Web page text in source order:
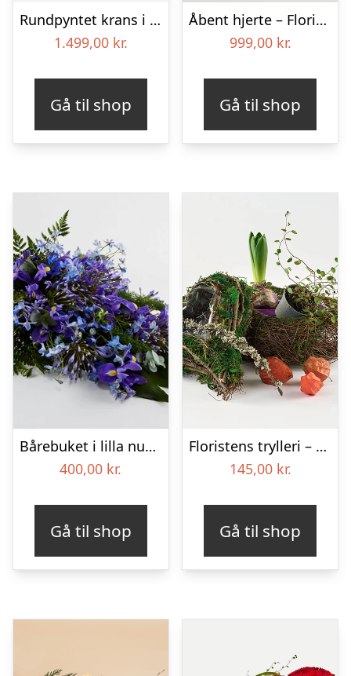
Rundpyntet krans i klassisk stil – pink
1.499,00 kr.
Gå til shop
Åbent hjerte – Floristens kreative valg
999,00 kr.
Gå til shop
Bårebuket i lilla nuancer – Blomster til begravelse
400,00 kr.
Gå til shop
Floristens trylleri – gravpynt – Blomster til begravelse
145,00 kr.
Gå til shop